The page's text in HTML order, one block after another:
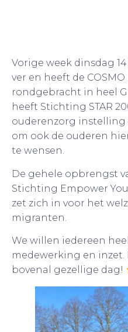
Vorige week dinsdag
ver en heeft de COSMO
rondgebracht in heel
heeft Stichting STAR
ouderenzorg instelling
om ook de ouderen
te wensen.
De gehele opbrengst
Stichting Empower
zet zich in voor het
migranten.
We willen iedereen
medewerking en inzet.
bovenal gezellige dag!